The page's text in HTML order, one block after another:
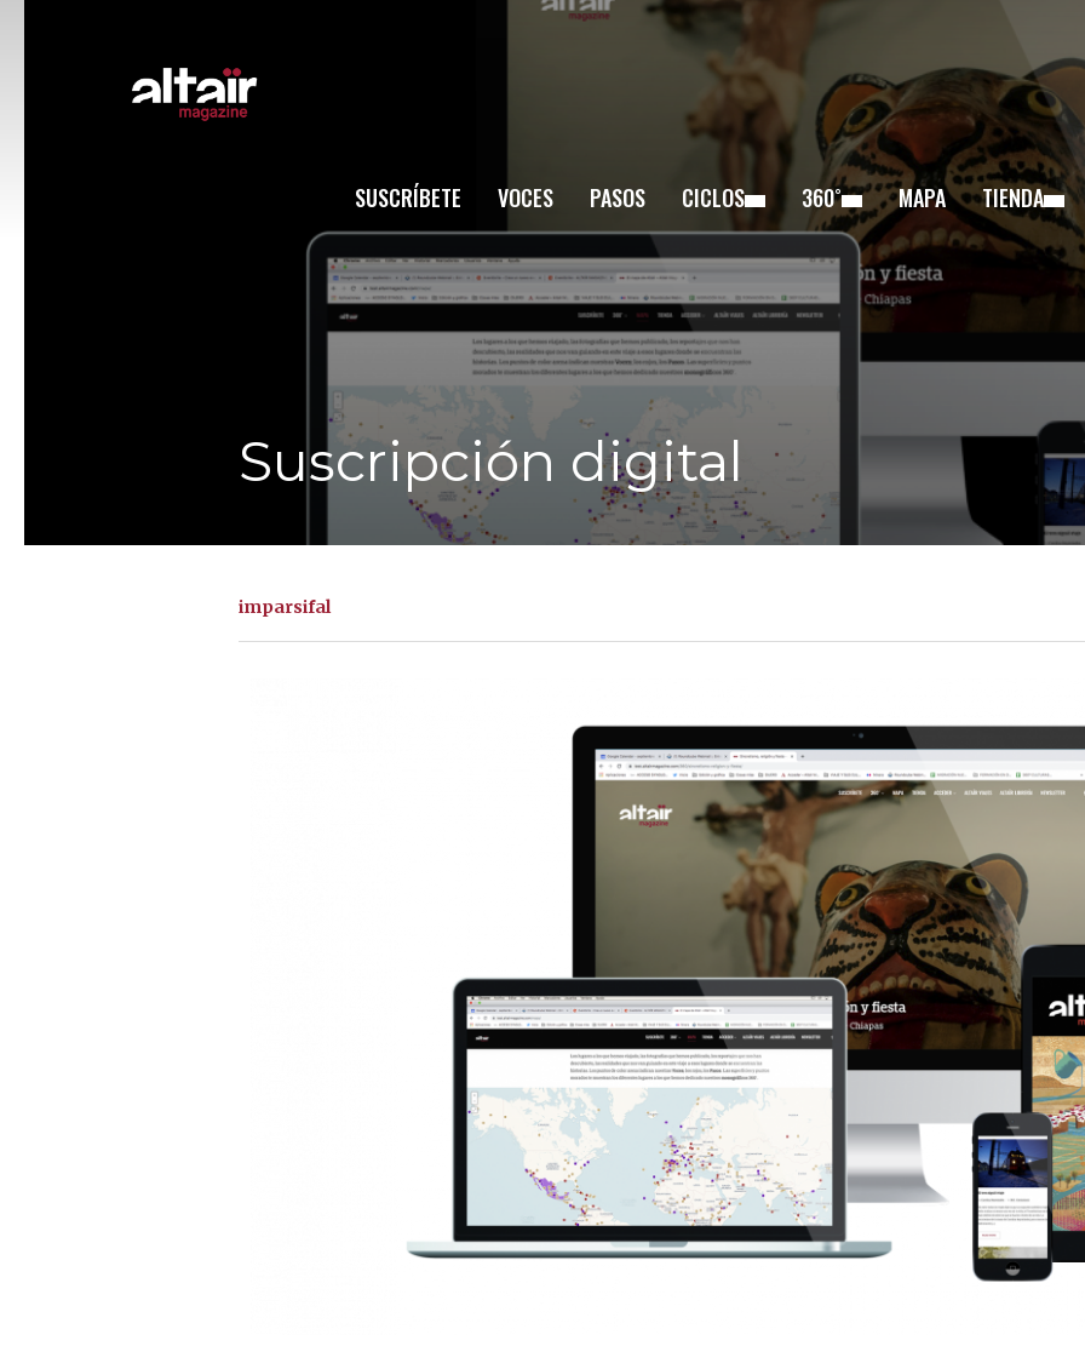
SUSCRÍBETE VOCES PASOS CICLOS 360˚ MAPA TIENDA
Suscripción digital
imparsifal